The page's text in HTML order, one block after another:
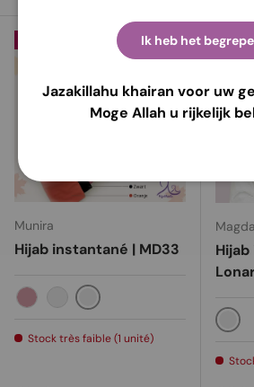
Jusqu’à 12% de réduction
Munira
Hijab instantané | MD33
FantasSarcelle
Stock très faible (1 unité)
Magda
Ik heb het
Jazakillahu khairan voor uw
Moge Allah u rijkelijk